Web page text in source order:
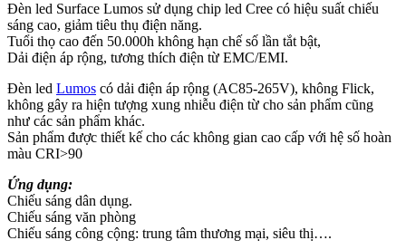
Đèn led Surface Lumos sử dụng chip led Cree có hiệu suất chiếu
sáng cao, giảm tiêu thụ điện năng.
Tuổi thọ cao đến 50.000h không hạn chế số lần tắt bật,
Dải điện áp rộng, tương thích điện từ EMC/EMI.
Đèn led Lumos có dải điện áp rộng (AC85-265V), không Flick,
không gây ra hiện tượng xung nhiễu điện từ cho sản phẩm cũng
như các sản phẩm khác.
Sản phẩm được thiết kế cho các không gian cao cấp với hệ số hoàn
màu CRI>90
Ứng dụng:
Chiếu sáng dân dụng.
Chiếu sáng văn phòng
Chiếu sáng công cộng: trung tâm thương mại, siêu thị….